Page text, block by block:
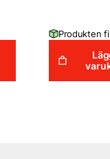
Produkten